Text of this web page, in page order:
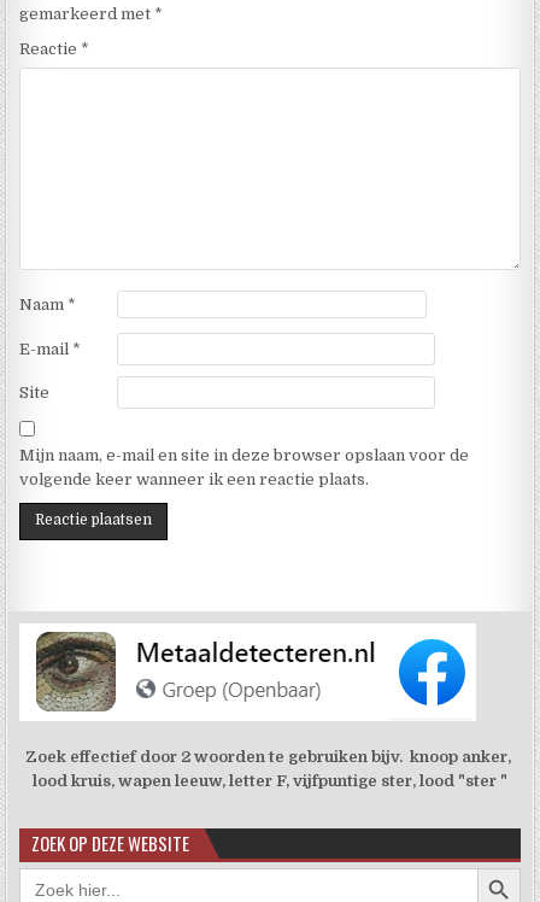
gemarkeerd met *
Reactie *
Naam *
E-mail *
Site
Mijn naam, e-mail en site in deze browser opslaan voor de
volgende keer wanneer ik een reactie plaats.
Zoek effectief door 2 woorden te gebruiken bijv. knoop anker,
lood kruis, wapen leeuw, letter F, vijfpuntige ster, lood "ster "
ZOEK OP DEZE WEBSITE
Zoek
naar: